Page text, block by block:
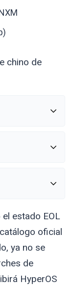
chino de
estado EOL
oficial
ya no se
de
HyperOS